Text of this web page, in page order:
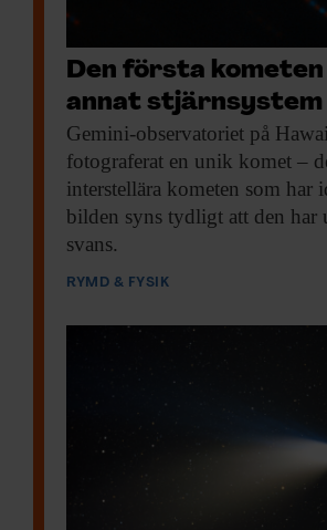
Den första
annat stjärnsystem
Gemini-observatoriet på
fotograferat en unik komet –
interstellära kometen som har
bilden syns tydligt att den har
svans.
RYMD & FYSIK